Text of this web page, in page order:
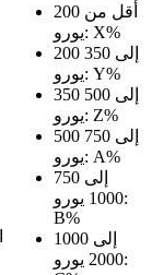
أقل من 200
يورو: X%
200 إلى 350
يورو: Y%
350 إلى 500
يورو: Z%
500 إلى 750
يورو: A%
750 إلى
1000 يورو:
B%
1000 إلى
2000 يورو: